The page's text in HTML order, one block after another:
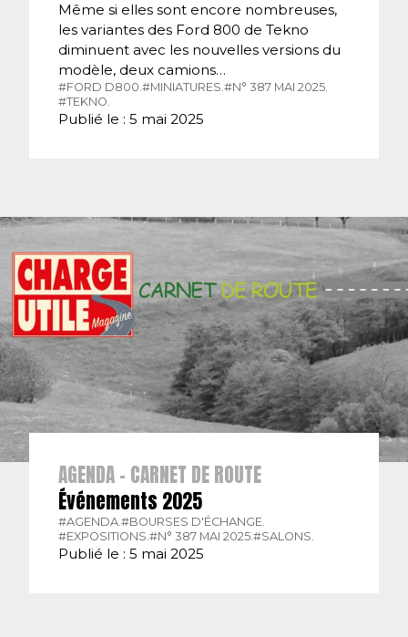
Même si elles sont encore nombreuses,
les variantes des Ford 800 de Tekno
diminuent avec les nouvelles versions du
modèle, deux camions…
#FORD D800.#MINIATURES.#N° 387 MAI 2025.
#TEKNO.
Publié le : 5 mai 2025
AGENDA - CARNET DE ROUTE
Événements 2025
#AGENDA. #BOURSES D'ÉCHANGE.
#EXPOSITIONS. #N° 387 MAI 2025. #SALONS.
Publié le : 5 mai 2025